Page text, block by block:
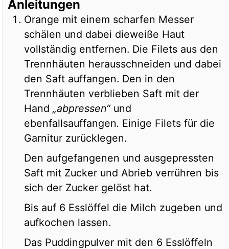
Anleitungen
Orange mit einem scharfen Messer
schälen und dabei dieweiße Haut
vollständig entfernen. Die Filets aus den
Trennhäuten herausschneiden und dabei
den Saft auffangen. Den in den
Trennhäuten verblieben Saft mit der
Hand „abpressen“ und
ebenfallsauffangen. Einige Filets für die
Garnitur zurücklegen.
Den aufgefangenen und ausgepressten
Saft mit Zucker und Abrieb verrühren bis
sich der Zucker gelöst hat.
Bis auf 6 Esslöffel die Milch zugeben und
aufkochen lassen.
Das Puddingpulver mit den 6 Esslöffeln